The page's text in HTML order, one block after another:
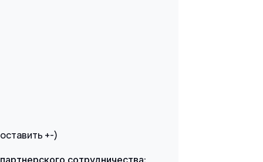
+-)
сотрудничества: